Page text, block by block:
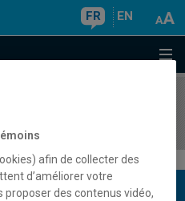
FR EN
afin de collecter des
d’améliorer votre
proposer des contenus vidéo,